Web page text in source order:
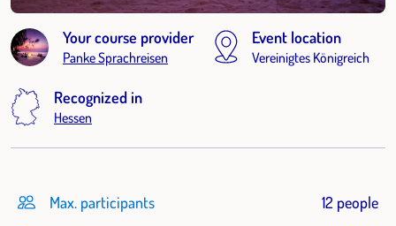
Your course provider
Panke Sprachreisen
Event location
Vereinigtes Königreich
Recognized in
Hessen
Max. participants
12 people